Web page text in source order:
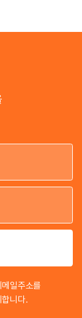
이
이
일주소를
니다.